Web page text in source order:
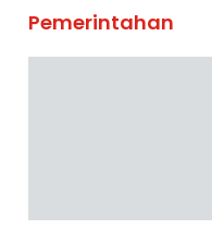
Pemerintahan